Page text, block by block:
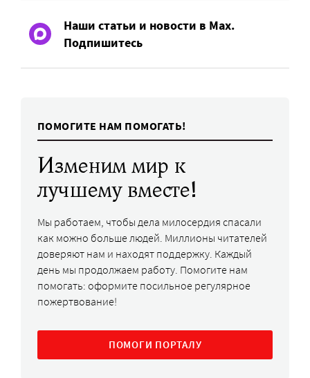
Наши статьи и новости в Max.
Подпишитесь
ПОМОГИТЕ НАМ ПОМОГАТЬ!
Изменим мир к
лучшему вместе!
Мы работаем, чтобы дела милосердия спасали
как можно больше людей. Миллионы читателей
доверяют нам и находят поддержку. Каждый
день мы продолжаем работу. Помогите нам
помогать: оформите посильное регулярное
пожертвование!
ПОМОГИ ПОРТАЛУ